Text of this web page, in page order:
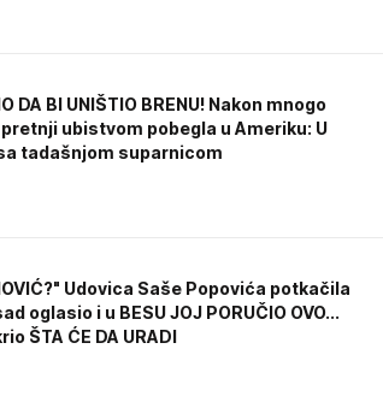
DA BI UNIŠTIO BRENU! Nakon mnogo
ubistvom pobegla u Ameriku: U
tadašnjom suparnicom
Udovica Saše Popovića potkačila
oglasio i u BESU JOJ PORUČIO OVO...
ŠTA ĆE DA URADI